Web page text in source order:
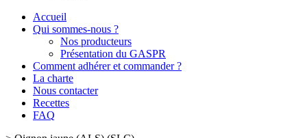
Accueil
Qui sommes-nous ?
Nos producteurs
Présentation du GASPR
Comment adhérer et commander ?
La charte
Nous contacter
Recettes
FAQ